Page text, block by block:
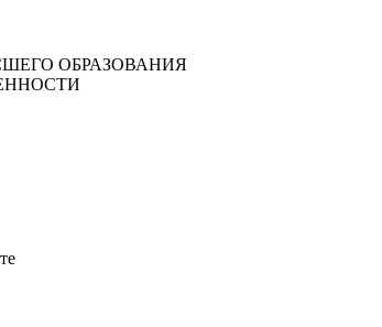
ОБРАЗОВАНИЯ